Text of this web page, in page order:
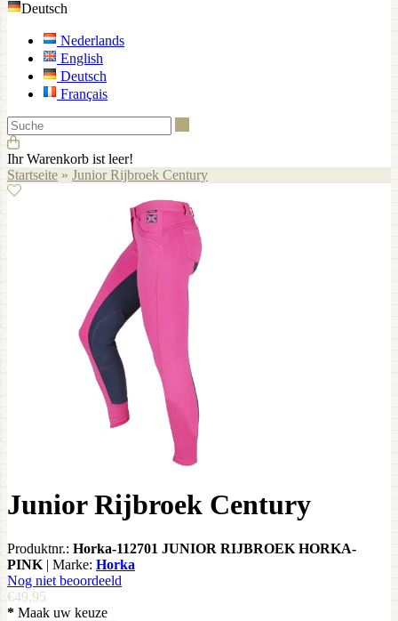
Deutsch
Nederlands
English
Deutsch
Français
Ihr Warenkorb ist leer!
Startseite » Junior Rijbroek Century
Junior Rijbroek Century
Produktnr.: Horka-112701 JUNIOR RIJBROEK HORKA-
PINK | Marke: Horka
Nog niet beoordeeld
€49,95
* Maak uw keuze